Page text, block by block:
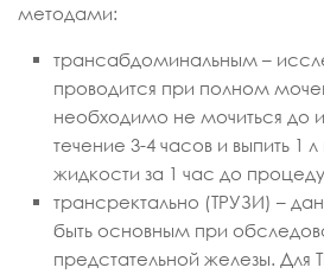
методами:
трансабдоминальным –
проводится при полном
необходимо не мочиться до
течение 3-4 часов и выпить 1
жидкости за 1 час до
трансректально (ТРУЗИ) –
быть основным при
предстательной железы. Для